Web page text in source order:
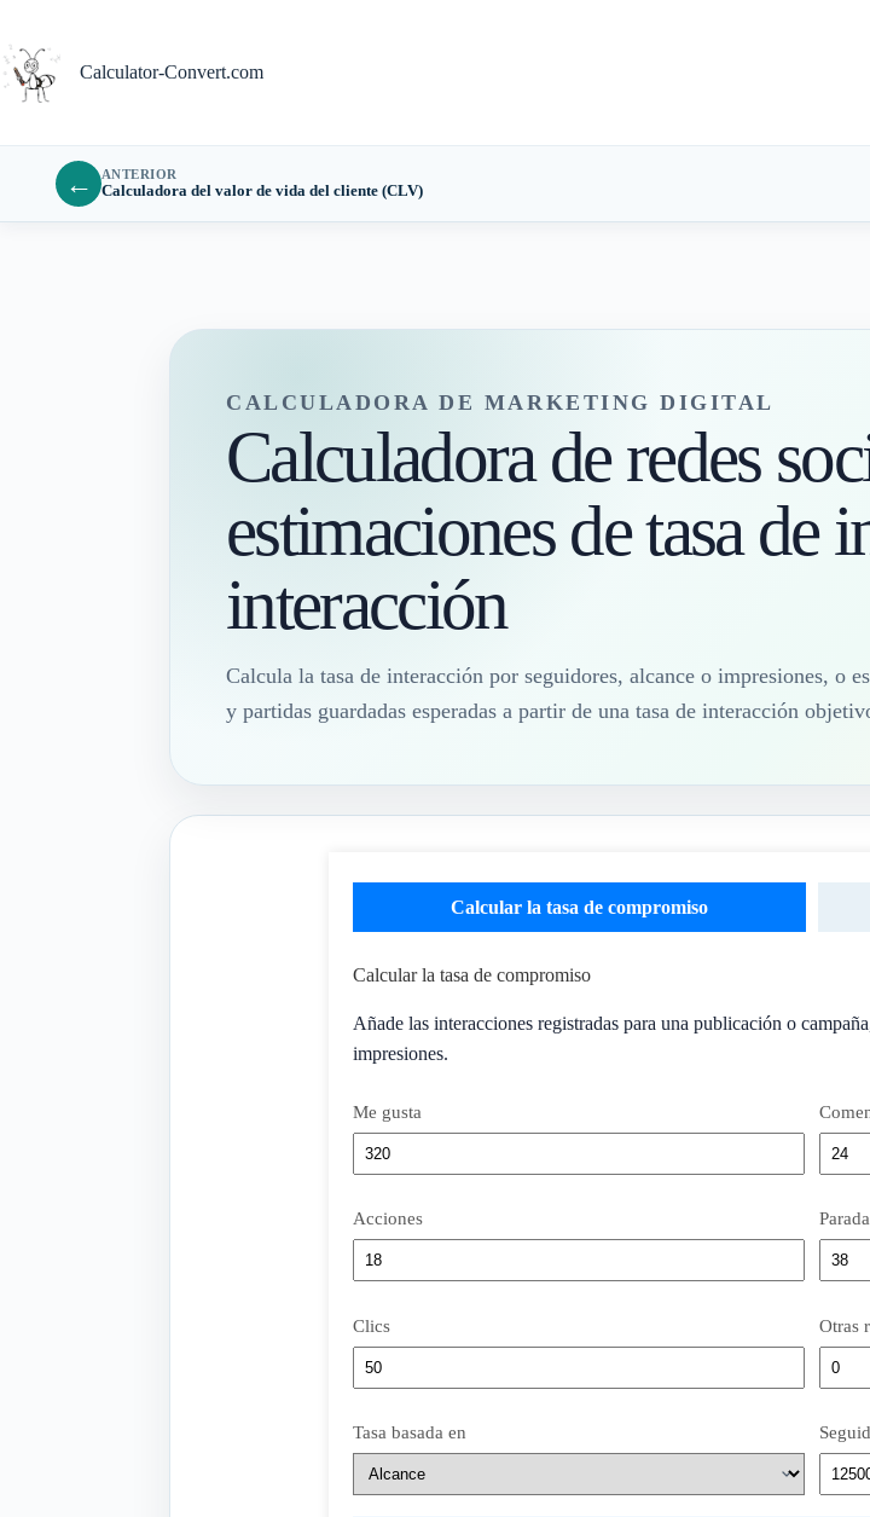
contenido
Calculator-Convert.com
← ANTERIOR
Calculadora del valor de vida del cliente (CLV)
CALCULADORA DE MARKETING DIGITAL
Calculadora de redes
estimaciones de tasa de
interacción
Calcula la tasa de interacción por seguidores, alcance o impresiones, o
y partidas guardadas esperadas a partir de una tasa de interacción
Calcular la tasa de compromiso
Calcular la tasa de compromiso
Añade las interacciones registradas para una publicación o
impresiones.
Me gusta
Acciones
Clics Otras
Tasa basada en